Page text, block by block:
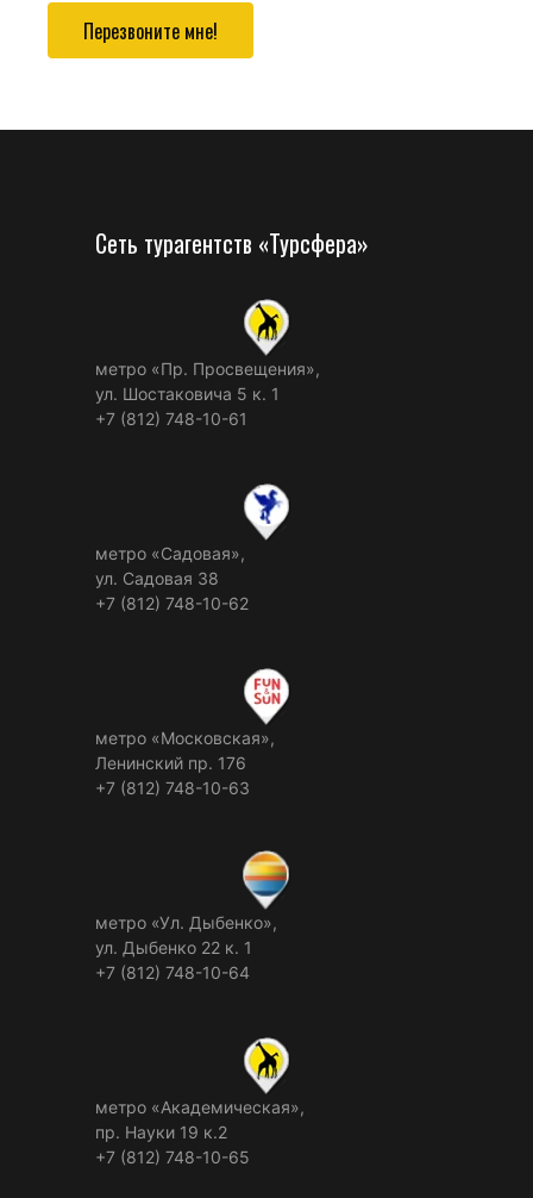
Перезвоните мне!
Сеть турагентств «Турсфера»
метро «Пр. Просвещения»,
ул. Шостаковича 5 к. 1
+7 (812) 748-10-61
метро «Садовая»,
ул. Садовая 38
+7 (812) 748-10-62
метро «Московская»,
Ленинский пр. 176
+7 (812) 748-10-63
метро «Ул. Дыбенко»,
ул. Дыбенко 22 к. 1
+7 (812) 748-10-64
метро «Академическая»,
пр. Науки 19 к.2
+7 (812) 748-10-65